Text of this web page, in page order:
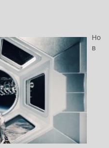
Но
в